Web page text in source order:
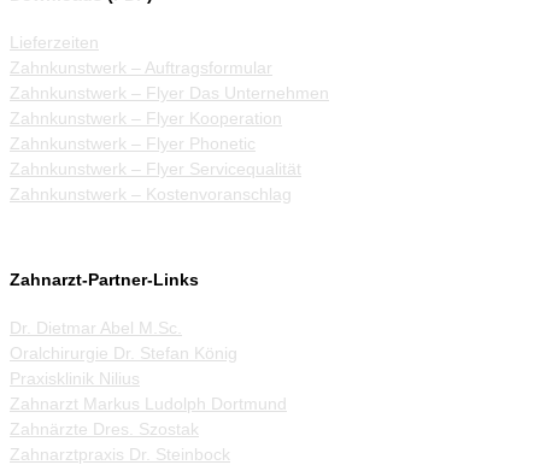
Lieferzeiten
Zahnkunstwerk – Auftragsformular
Zahnkunstwerk – Flyer Das Unternehmen
Zahnkunstwerk – Flyer Kooperation
Zahnkunstwerk – Flyer Phonetic
Zahnkunstwerk – Flyer Servicequalität
Zahnkunstwerk – Kostenvoranschlag
Zahnarzt-Partner-Links
Dr. Dietmar Abel M.Sc.
Oralchirurgie Dr. Stefan König
Praxisklinik Nilius
Zahnarzt Markus Ludolph Dortmund
Zahnärzte Dres. Szostak
Zahnarztpraxis Dr. Steinbock